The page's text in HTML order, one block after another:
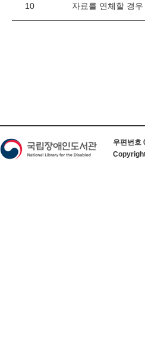
10 자료를 연체할 경
우편번호